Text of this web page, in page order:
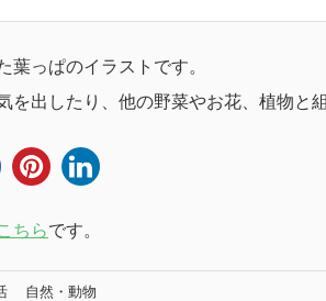
葉っぱのイラストです。
を出したり、他の野菜やお花、植物と
ちらです。
自然・動物